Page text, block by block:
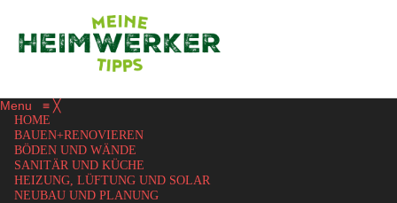
Menu ≡ ╳
HOME
BAUEN+RENOVIEREN
BÖDEN UND WÄNDE
SANITÄR UND KÜCHE
HEIZUNG, LÜFTUNG UND SOLAR
NEUBAU UND PLANUNG